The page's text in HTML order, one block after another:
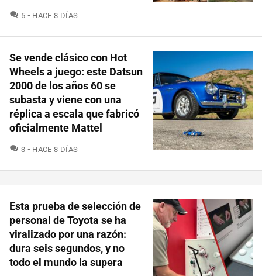
5 COMENTARIOS
HACE 8 DÍAS
Se vende clásico con Hot
Wheels a juego: este Datsun
2000 de los años 60 se
subasta y viene con una
réplica a escala que fabricó
oficialmente Mattel
3 COMENTARIOS
HACE 8 DÍAS
Esta prueba de selección de
personal de Toyota se ha
viralizado por una razón:
dura seis segundos, y no
todo el mundo la supera